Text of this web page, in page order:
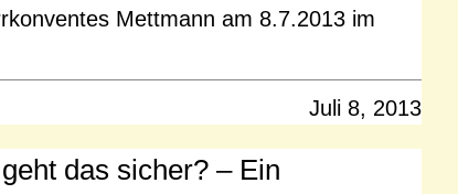
Mettmann am 8.7.2013 im
Juli 8, 2013
das sicher? – Ein